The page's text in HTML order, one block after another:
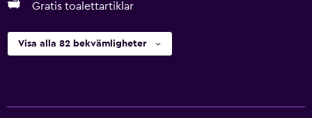
Gratis toalettartiklar
Visa alla 82 bekvämligheter